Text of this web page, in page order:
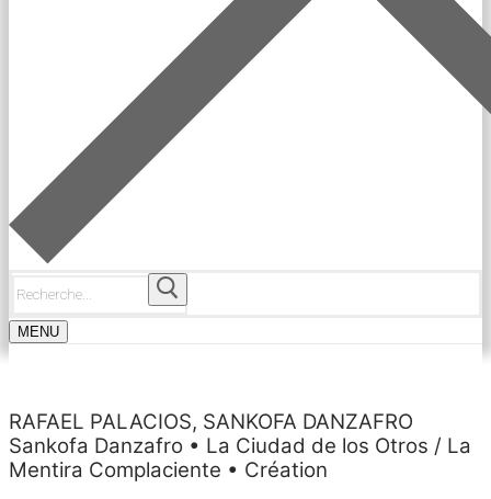
Rechercher
MENU
RAFAEL PALACIOS, SANKOFA DANZAFRO
Sankofa Danzafro • La Ciudad de los Otros / La
Mentira Complaciente • Création